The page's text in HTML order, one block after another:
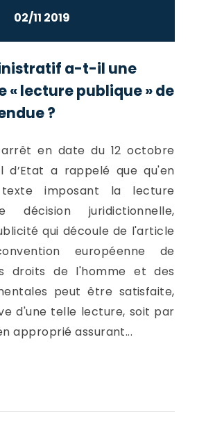
02/11 2019
a-t-il une
« lecture publique » de
?
arrêt en date du 12 octobre
d’Etat a rappelé que qu'en
imposant la lecture
décision juridictionnelle,
qui découle de l'article
européenne de
droits de l'homme et des
peut être satisfaite,
d'une telle lecture, soit par
approprié assurant...